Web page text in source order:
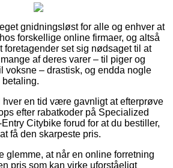
gnidningsløst for alle og enhver at
forskellige online firmaer, og altså
foretagender set sig nødsaget til at
af deres varer – til piger og
voksne – drastisk, og endda nogle
betaling.
hver en tid være gavnligt at efterprøve
efter rabatkoder på Specialized
Citybike forud for at du bestiller,
få den skarpeste pris.
glemme, at når en online forretning
pris som kan virke uforståeligt